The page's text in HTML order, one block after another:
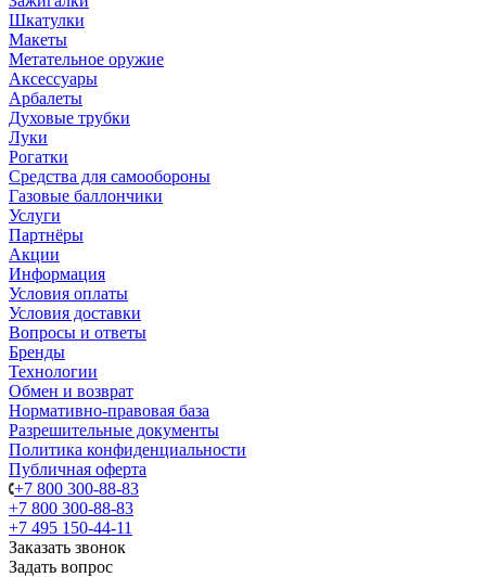
Шкатулки
Макеты
Метательное оружие
Аксессуары
Арбалеты
Духовые трубки
Луки
Рогатки
Средства для самообороны
Газовые баллончики
Услуги
Партнёры
Акции
Информация
Условия оплаты
Условия доставки
Вопросы и ответы
Бренды
Технологии
Обмен и возврат
Нормативно-правовая база
Разрешительные документы
Политика конфиденциальности
Публичная оферта
+7 800 300-88-83
+7 800 300-88-83
+7 495 150-44-11
Заказать звонок
Задать вопрос